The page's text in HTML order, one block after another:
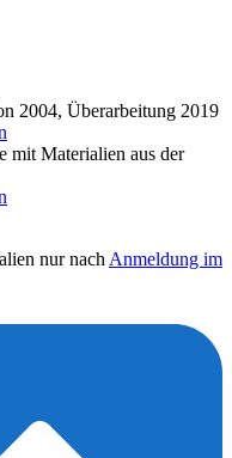
2004, Überarbeitung 2019
mit Materialien aus der
nur nach Anmeldung im